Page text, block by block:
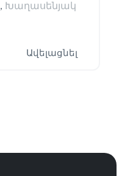
, Խաղասենյակ
Ավելացնել